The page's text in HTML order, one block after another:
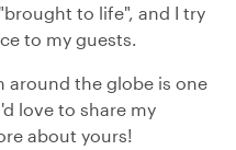
to life", and I try
to my guests.
around the globe is one
love to share my
about yours!